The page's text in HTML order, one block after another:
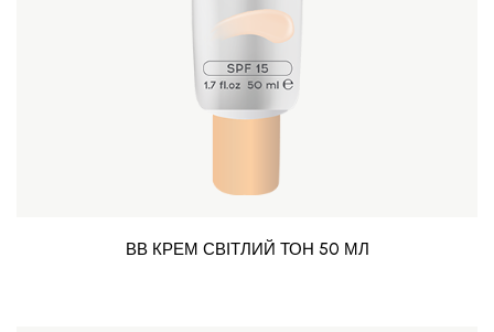
ВВ КРЕМ СВІТЛИЙ ТОН 50 МЛ